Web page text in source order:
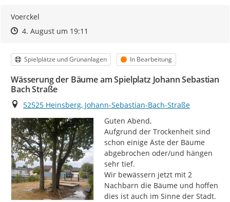
Voerckel
Zeitpunkt des Erstellens
Zeitpunkt des Erstellens
4. August um 19:11
Kategorie
Spielplätze und Grünanlagen Status
In Bearbeitung
Wässerung der Bäume am Spielplatz Johann Sebastian
Bach Straße
Ort
52525 Heinsberg, Johann-Sebastian-Bach-Straße
Guten Abend,
Aufgrund der Trockenheit sind
schon einige Äste der Bäume
abgebrochen oder/und hängen
sehr tief.
Wir bewässern jetzt mit 2
Nachbarn die Bäume und hoffen
dies ist auch im Sinne der Stadt.